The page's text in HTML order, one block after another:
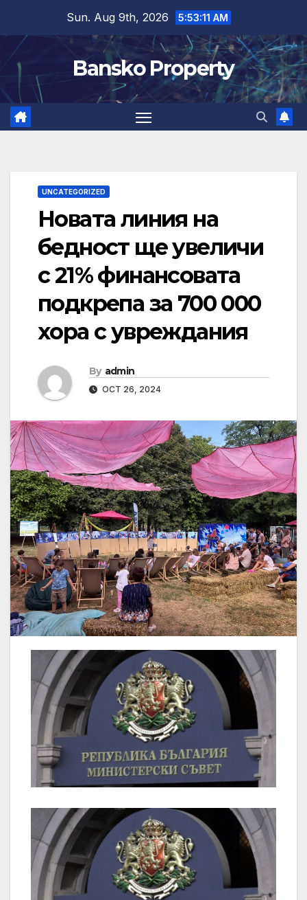
content
Sun. Aug 9th, 2026 5:53:12 AM
Bansko Property
UNCATEGORIZED
Новата линия на
бедност ще увеличи
с 21% финансовата
подкрепа за 700 000
хора с увреждания
By admin
OCT 26, 2024